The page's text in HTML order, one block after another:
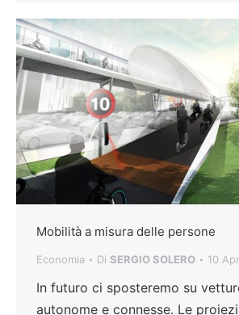
Mobilità a misura delle persone
Economia Di SERGIO SOLERO 10
In futuro ci sposteremo su
autonome e connesse. Le